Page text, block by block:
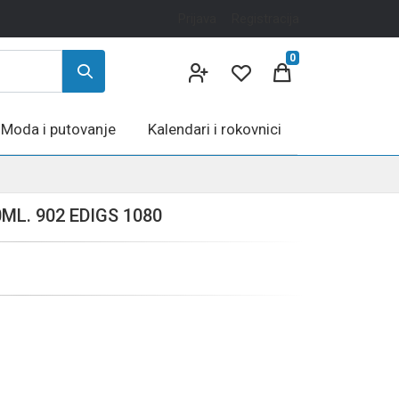
0
Moda i putovanje Kalendari i rokovnici
902 EDIGS 1080